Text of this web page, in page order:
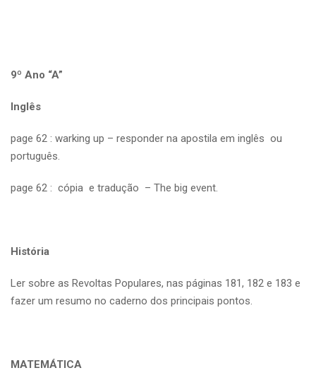
9º Ano “A”
Inglês
page 62 : warking up – responder na apostila em inglês ou
português.
page 62 : cópia e tradução – The big event.
História
Ler sobre as Revoltas Populares, nas páginas 181, 182 e 183 e
fazer um resumo no caderno dos principais pontos.
MATEMÁTICA